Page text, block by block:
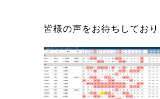
皆様の声をお待ちしており